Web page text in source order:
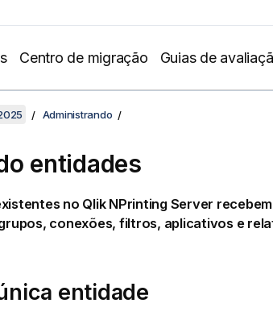
Centro de migração Guias de
Administrando
entidades
no Qlik NPrintingServer
conexões, filtros, aplicativos e
entidade